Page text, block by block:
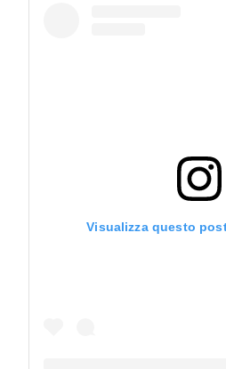
Visualizza questo